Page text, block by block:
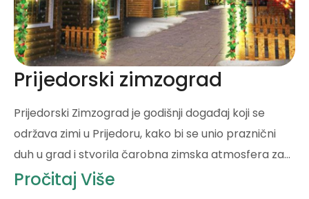
Prijedorski zimzograd
Prijedorski Zimzograd je godišnji događaj koji se
održava zimi u Prijedoru, kako bi se unio praznični
duh u grad i stvorila čarobna zimska atmosfera za…
Pročitaj Više